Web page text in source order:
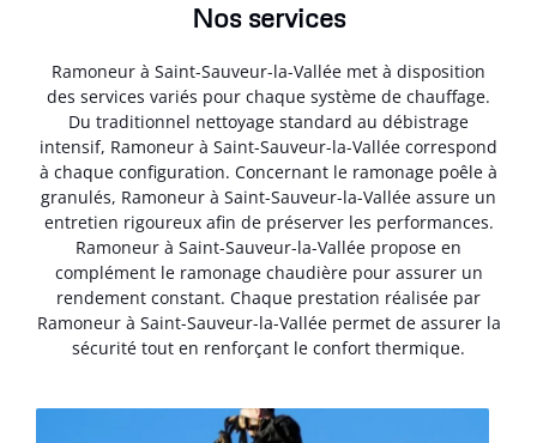
Nos services
Ramoneur à Saint-Sauveur-la-Vallée met à disposition
des services variés pour chaque système de chauffage.
Du traditionnel nettoyage standard au débistrage
intensif, Ramoneur à Saint-Sauveur-la-Vallée correspond
à chaque configuration. Concernant le ramonage poêle à
granulés, Ramoneur à Saint-Sauveur-la-Vallée assure un
entretien rigoureux afin de préserver les performances.
Ramoneur à Saint-Sauveur-la-Vallée propose en
complément le ramonage chaudière pour assurer un
rendement constant. Chaque prestation réalisée par
Ramoneur à Saint-Sauveur-la-Vallée permet de assurer la
sécurité tout en renforçant le confort thermique.